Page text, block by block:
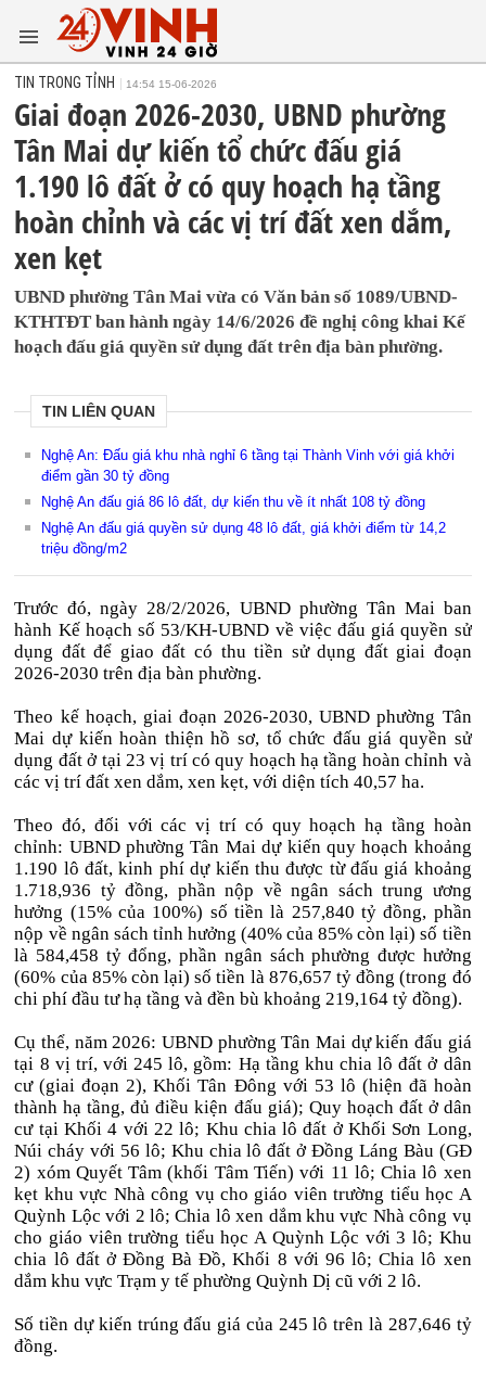
TIN TRONG TỈNH 14:54 15-06-2026
Giai đoạn 2026-2030, UBND phường
Tân Mai dự kiến tổ chức đấu giá
1.190 lô đất ở có quy hoạch hạ tầng
hoàn chỉnh và các vị trí đất xen dắm,
xen kẹt
UBND phường Tân Mai vừa có Văn bản số 1089/UBND-
KTHTĐT ban hành ngày 14/6/2026 đề nghị công khai Kế
hoạch đấu giá quyền sử dụng đất trên địa bàn phường.
TIN LIÊN QUAN
Nghệ An: Đấu giá khu nhà nghỉ 6 tầng tại Thành Vinh với giá khởi
điểm gần 30 tỷ đồng
Nghệ An đấu giá 86 lô đất, dự kiến thu về ít nhất 108 tỷ đồng
Nghệ An đấu giá quyền sử dụng 48 lô đất, giá khởi điểm từ 14,2
triệu đồng/m2
Trước đó, ngày 28/2/2026, UBND phường Tân Mai ban
hành Kế hoạch số 53/KH-UBND về việc đấu giá quyền sử
dụng đất để giao đất có thu tiền sử dụng đất giai đoạn
2026-2030 trên địa bàn phường.
Theo kế hoạch, giai đoạn 2026-2030, UBND phường Tân
Mai dự kiến hoàn thiện hồ sơ, tổ chức đấu giá quyền sử
dụng đất ở tại 23 vị trí có quy hoạch hạ tầng hoàn chỉnh và
các vị trí đất xen dắm, xen kẹt, với diện tích 40,57 ha.
Theo đó, đối với các vị trí có quy hoạch hạ tầng hoàn
chỉnh: UBND phường Tân Mai dự kiến quy hoạch khoảng
1.190 lô đất, kinh phí dự kiến thu được từ đấu giá khoảng
1.718,936 tỷ đồng, phần nộp về ngân sách trung ương
hưởng (15% của 100%) số tiền là 257,840 tỷ đồng, phần
nộp về ngân sách tỉnh hưởng (40% của 85% còn lại) số tiền
là 584,458 tỷ đổng, phần ngân sách phường được hưởng
(60% của 85% còn lại) số tiền là 876,657 tỷ đồng (trong đó
chi phí đầu tư hạ tầng và đền bù khoảng 219,164 tỷ đồng).
Cụ thể, năm 2026: UBND phường Tân Mai dự kiến đấu giá
tại 8 vị trí, với 245 lô, gồm: Hạ tầng khu chia lô đất ở dân
cư (giai đoạn 2), Khối Tân Đông với 53 lô (hiện đã hoàn
thành hạ tầng, đủ điều kiện đấu giá); Quy hoạch đất ở dân
cư tại Khối 4 với 22 lô; Khu chia lô đất ở Khối Sơn Long,
Núi cháy với 56 lô; Khu chia lô đất ở Đồng Láng Bàu (GĐ
2) xóm Quyết Tâm (khối Tâm Tiến) với 11 lô; Chia lô xen
kẹt khu vực Nhà công vụ cho giáo viên trường tiểu học A
Quỳnh Lộc với 2 lô; Chia lô xen dắm khu vực Nhà công vụ
cho giáo viên trường tiểu học A Quỳnh Lộc với 3 lô; Khu
chia lô đất ở Đồng Bà Đồ, Khối 8 với 96 lô; Chia lô xen
dắm khu vực Trạm y tế phường Quỳnh Dị cũ với 2 lô.
Số tiền dự kiến trúng đấu giá của 245 lô trên là 287,646 tỷ
đồng.